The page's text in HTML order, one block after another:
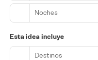
Noches
Esta idea incluye
Destinos